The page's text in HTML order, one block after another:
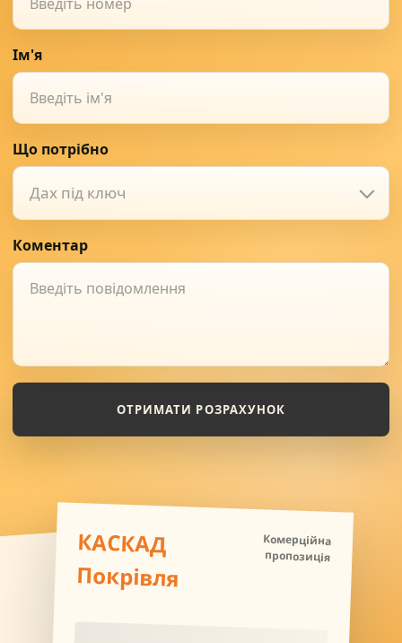
Ім'я
Що потрібно
Дах під ключ
Коментар
ОТРИМАТИ РОЗРАХУНОК
КАСКАД
Покрівля
Комерційна
пропозиція